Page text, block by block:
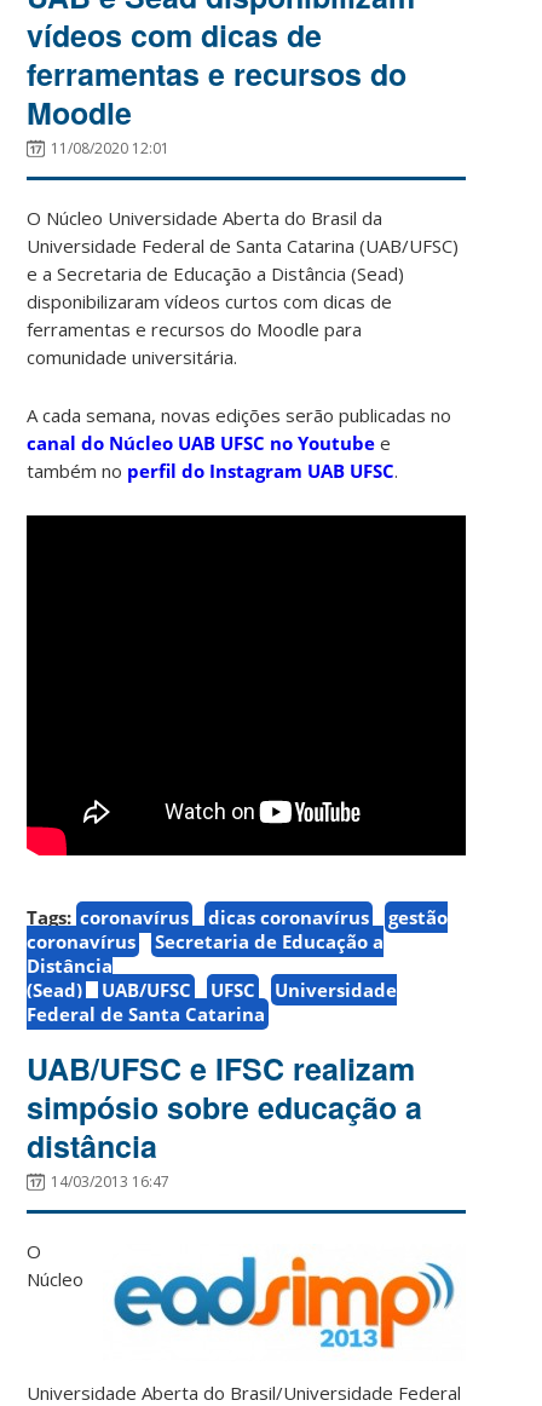
vídeos com dicas de
ferramentas e recursos do
Moodle
11/08/2020 12:01
O Núcleo Universidade Aberta do Brasil da
Universidade Federal de Santa Catarina (UAB/UFSC)
e a Secretaria de Educação a Distância (Sead)
disponibilizaram vídeos curtos com dicas de
ferramentas e recursos do Moodle para
comunidade universitária.
A cada semana, novas edições serão publicadas no
canal do Núcleo UAB UFSC no Youtube e
também no perfil do Instagram UAB UFSC.
Tags: coronavírus dicas coronavírus
gestão
coronavírus
Secretaria de Educação a
Distância
(Sead)
UAB/UFSC UFSC
Universidade
Federal de Santa Catarina
UAB/UFSC e IFSC realizam
simpósio sobre educação a
distância
14/03/2013 16:47
O
Núcleo
Universidade Aberta do Brasil/Universidade Federal